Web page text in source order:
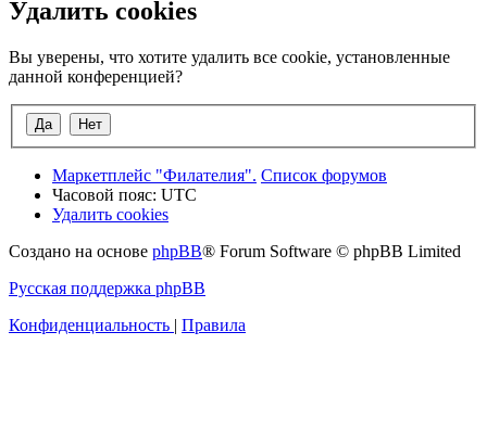
Удалить cookies
Вы уверены, что хотите удалить все cookie, установленные
данной конференцией?
Маркетплейс "Филателия". Список форумов
Часовой пояс: UTC
Удалить cookies
Создано на основе phpBB® Forum Software © phpBB Limited
Русская поддержка phpBB
Конфиденциальность | Правила